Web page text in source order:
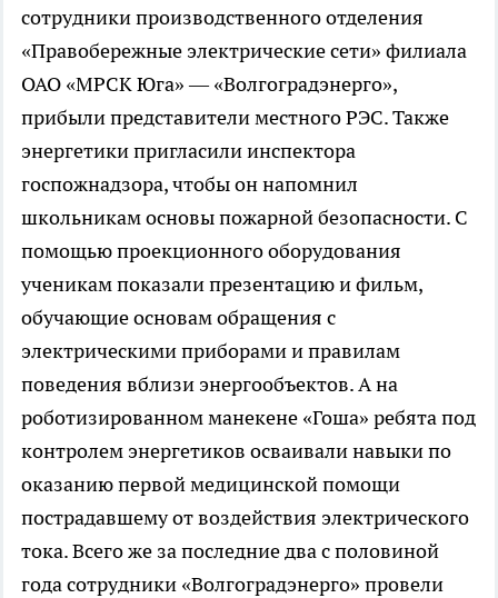
сотрудники производственного отделения
«Правобережные электрические сети» филиала
ОАО «МРСК Юга» — «Волгоградэнерго»,
прибыли представители местного РЭС. Также
энергетики пригласили инспектора
госпожнадзора, чтобы он напомнил
школьникам основы пожарной безопасности. С
помощью проекционного оборудования
ученикам показали презентацию и фильм,
обучающие основам обращения с
электрическими приборами и правилам
поведения вблизи энергообъектов. А на
роботизированном манекене «Гоша» ребята под
контролем энергетиков осваивали навыки по
оказанию первой медицинской помощи
пострадавшему от воздействия электрического
тока. Всего же за последние два с половиной
года сотрудники «Волгоградэнерго» провели